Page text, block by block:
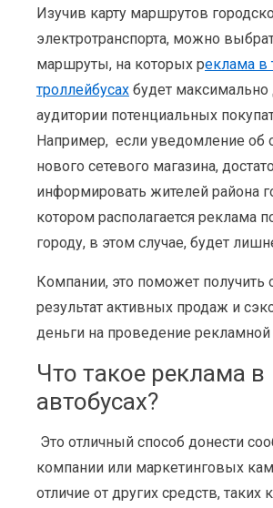
Изучив карту маршрутов
электротранспорта, можно
маршруты, на которых реклама в
троллейбусах будет максимально
аудитории потенциальных
Например, если уведомление об
нового сетевого магазина,
информировать жителей района
котором располагается реклама
городу, в этом случае, будет
Компании, это поможет
результат активных продаж и
деньги на проведение рекламной
Что такое реклама в
автобусах?
Это отличный способ донести
компании или маркетинговых
отличие от других средств, таких